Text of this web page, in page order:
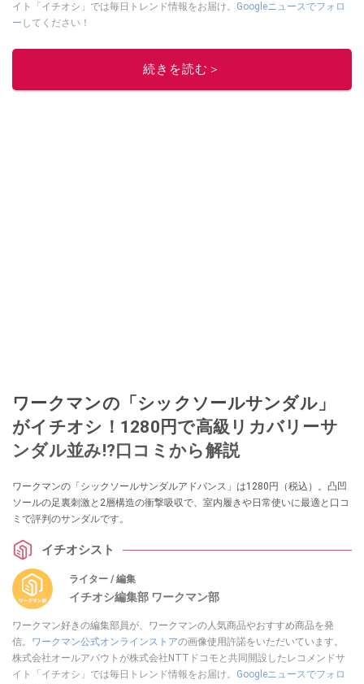
イト「イチオシ」では毎日トレンド情報をお届け。 Googleニュースでフォロ
ー してください！
このイチオシストの他の記事を読む
続きを読む＞
ワークマンの「シックソールサンダル」
がイチオシ！1280円で高級リカバリーサ
ンダル並み!?口コミから解説
ワークマンの「シックソールサンダルアドバンス」は1280円（税込）。凸凹
ソールの足裏刺激と2層構造の衝撃吸収で、室内履きや日常使いに最適と口コ
ミで評判のサンダルです。
イチオシスト
ライター / 編集
イチオシ編集部 ワークマン部
ワークマン好きの編集部員が、ワークマンの人気商品やおすすめ商品を発
信。 ワークマン公式オンラインストアの画像使用許諾をいただいています。
株式会社オールアバウトが株式会社NTTドコモと共同開設したレコメンドサ
イト「イチオシ」では毎日トレンド情報をお届け。 Googleニュースでフォロ